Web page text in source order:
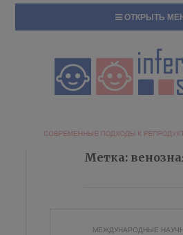
ОТКРЫТЬ
Метка:
МЕЖДУНАРОДНЫЕ